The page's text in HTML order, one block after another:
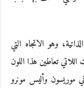
وهو الاتجاه التي
تعاطين هذا اللون
موريسون وأليس مونرو